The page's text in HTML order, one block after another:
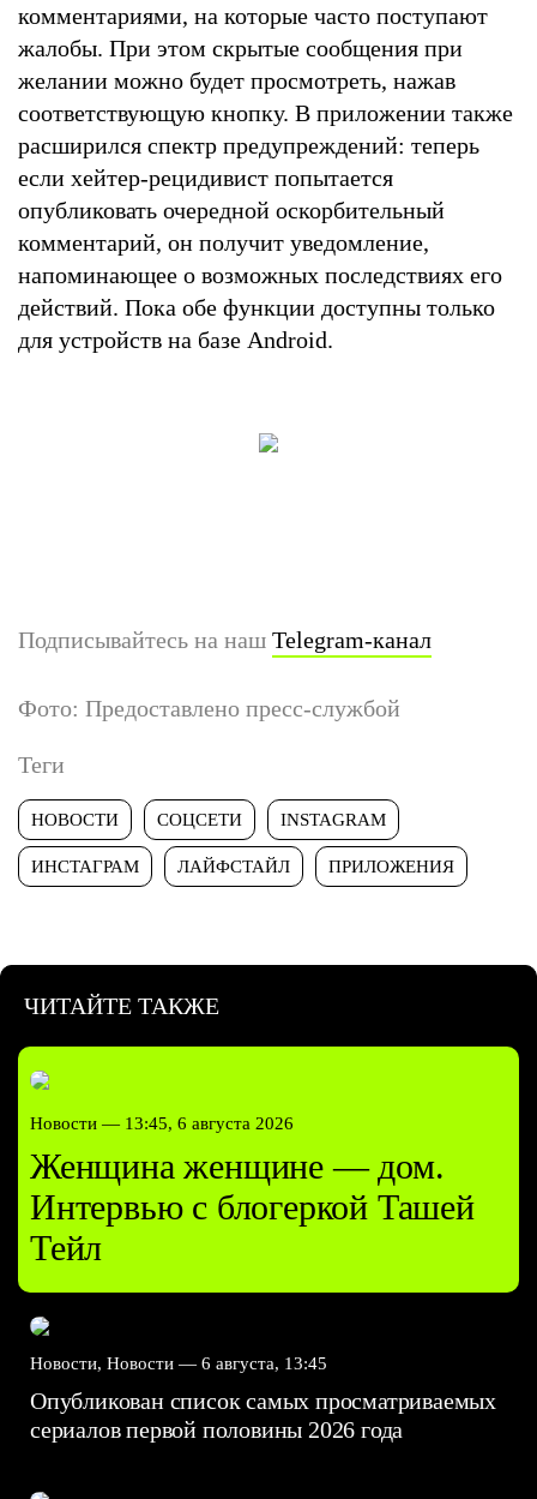
комментариями, на которые часто поступают
жалобы. При этом скрытые сообщения при
желании можно будет просмотреть, нажав
соответствующую кнопку. В приложении также
расширился спектр предупреждений: теперь
если хейтер-рецидивист попытается
опубликовать очередной оскорбительный
комментарий, он получит уведомление,
напоминающее о возможных последствиях его
действий. Пока обе функции доступны только
для устройств на базе Android.
Подписывайтесь на наш Telegram-канал
Фото: Предоставлено пресс-службой
Теги
НОВОСТИ СОЦСЕТИ INSTAGRAM
ИНСТАГРАМ ЛАЙФСТАЙЛ ПРИЛОЖЕНИЯ
ЧИТАЙТЕ ТАКЖЕ
Новости — 13:45, 6 августа 2026
Женщина женщине — дом.
Интервью с блогеркой Ташей
Тейл
Новости, Новости — 6 августа, 13:45
Опубликован список самых просматриваемых
сериалов первой половины 2026 года